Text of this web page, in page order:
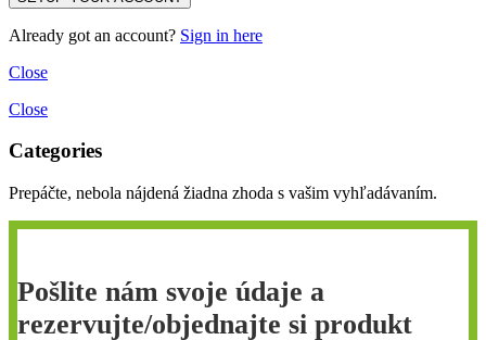
Already got an account? Sign in here
Close
Close
Categories
Prepáčte, nebola nájdená žiadna zhoda s vašim vyhľadávaním.
Pošlite nám svoje údaje a
rezervujte/objednajte si produkt